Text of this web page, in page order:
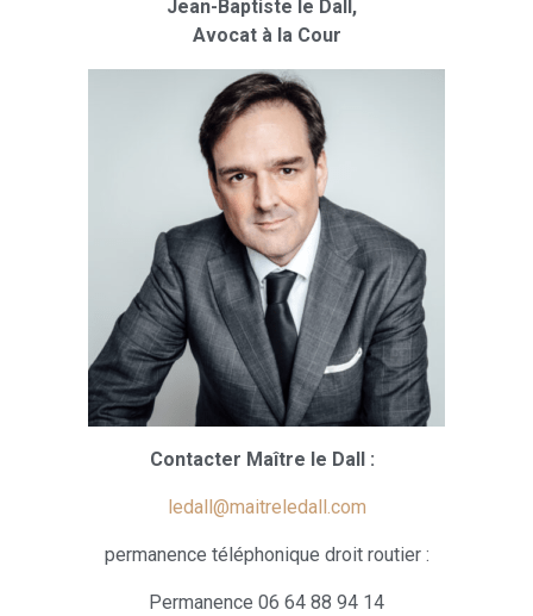
Jean-Baptiste le Dall,
Avocat à la Cour
Contacter Maître le Dall :
ledall@maitreledall.com
permanence téléphonique droit routier :
Permanence 06 64 88 94 14